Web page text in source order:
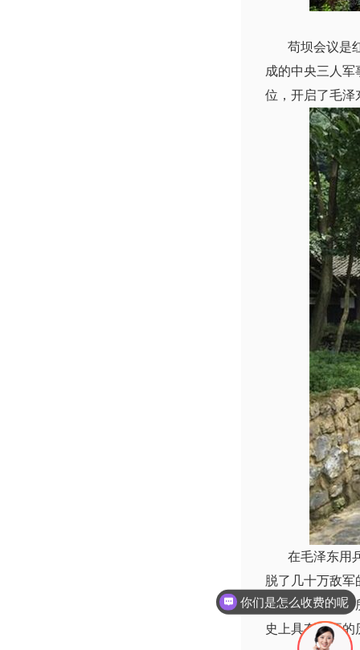
苟坝会议是红
成的中央三人
位，开启了毛泽
在毛泽东用兵
脱了几十万敌
被消灭的危险。
史上具有重要的
现在有优惠活动吗